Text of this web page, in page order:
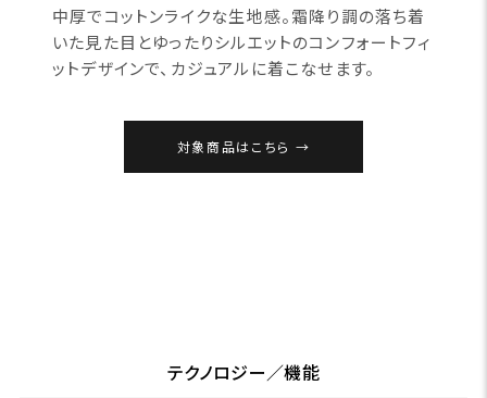
中厚でコットンライクな生地感。霜降り調の落ち着
いた見た目とゆったりシルエットのコンフォートフィ
ットデザインで、カジュアルに着こなせます。
対象商品はこちら
テクノロジー／機能